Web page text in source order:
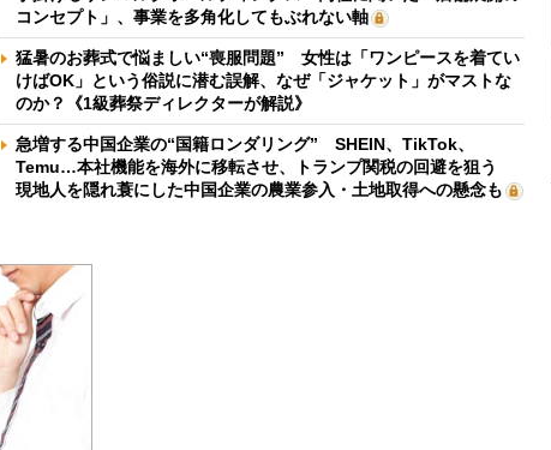
コンセプト」、事業を多角化してもぶれない軸
猛暑のお葬式で悩ましい“喪服問題” 女性は「ワンピースを着てい
けばOK」という俗説に潜む誤解、なぜ「ジャケット」がマストな
のか？《1級葬祭ディレクターが解説》
急増する中国企業の“国籍ロンダリング” SHEIN、TikTok、
Temu…本社機能を海外に移転させ、トランプ関税の回避を狙う
現地人を隠れ蓑にした中国企業の農業参入・土地取得への懸念も